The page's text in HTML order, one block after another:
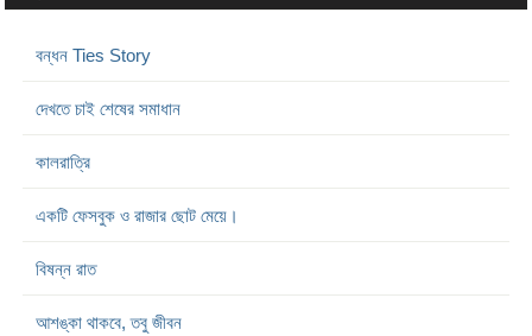
বন্ধন Ties Story
দেখতে চাই শেষের সমাধান
কালরাত্রি
একটি ফেসবুক ও রাজার ছোট মেয়ে।
বিষন্ন রাত
আশঙ্কা থাকবে, তবু জীবন